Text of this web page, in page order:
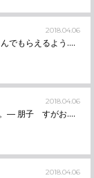
2018.04.06
でもらえるよう....
2018.04.06
。― 朋子 すがお....
2018.04.06